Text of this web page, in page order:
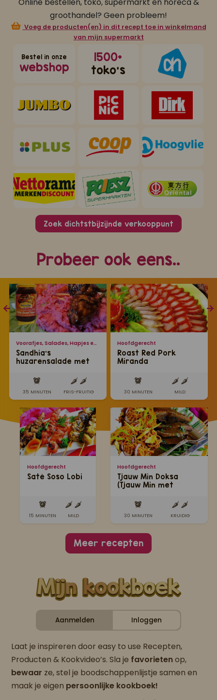
Online bestellen, toko, supermarkt en horeca &
groothandel? Geen probleem!
Voeg de producten(en) in dit recept toe in winkelmand
van mijn supermarkt
Bestel in onze
webshop
1500+
toko's
Zoek dichtstbijzijnde verkooppunt
Probeer ook eens..
Voorafjes, Salades, Hapjes en Lekkernijen
Sandhia's
huzarensalade met
kippenbouten uit de
35 MINUTEN FRIS-FRUITIG
Hoofdgerecht
Saté Soso Lobi
15 MINUTEN MILD
Hoofdgerecht
Roast Red Pork
Miranda
30 MINUTEN MILD
Hoofdgerecht
Tjauw Min Doksa
(Tjauw Min met
eendenborstfilet
masala )
30 MINUTEN KRUIDIG
Meer recepten
Aanmelden Inloggen
Laat je inspireren door easy to use Recepten,
Producten & Kookvideo’s. Sla je favorietenop,
bewaar ze, stel je boodschappenlijstje samen en
maak je eigen persoonlijke kookboek!